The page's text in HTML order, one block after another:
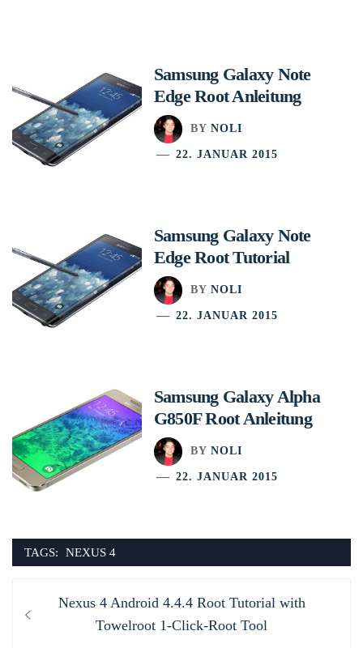
Samsung Galaxy Note
Edge Root Anleitung
BY NOLI
22. JANUAR 2015
Samsung Galaxy Note
Edge Root Tutorial
BY NOLI
22. JANUAR 2015
Samsung Galaxy Alpha
G850F Root Anleitung
BY NOLI
22. JANUAR 2015
TAGS: NEXUS 4
Beitragsnavigation
Previous
Nexus 4 Android 4.4.4 Root Tutorial with
Towelroot 1-Click-Root Tool